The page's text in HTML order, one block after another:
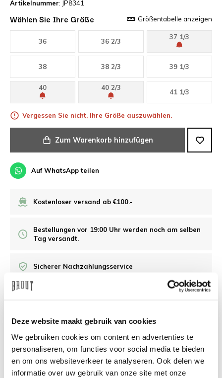
Deze website maakt gebruik van cookies
We gebruiken cookies om content en advertenties te
personaliseren, om functies voor social media te bieden
en om ons websiteverkeer te analyseren. Ook delen we
informatie over uw gebruik van onze site met onze
Artikelnummer: JP8341
Wählen Sie Ihre Größe Größentabelle anzeigen
36 36 2/3
37 1/3
38 38 2/3 39 1/3
40 40 2/3
41 1/3
Vergessen Sie nicht, Ihre Größe auszuwählen.
Zum Warenkorb hinzufügen
Auf WhatsApp teilen
Kostenloser versand ab €100.-
Bestellungen vor 19:00 Uhr werden noch am selben
Tag versandt.
Sicherer Nachzahlungsservice
Brauchen Sie Hilfe?Wir helfen Ihnen gerne
weiter
Live-Chat